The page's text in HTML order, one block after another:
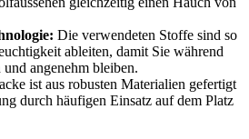
Die verwendeten Stoffe sind so
ableiten, damit Sie während
angenehm bleiben.
ist aus robusten Materialien gefertigt
durch häufigen Einsatz auf dem Platz